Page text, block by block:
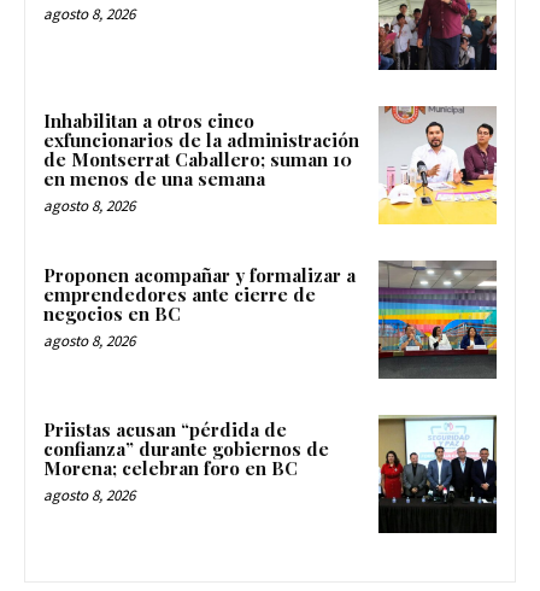
agosto 8, 2026
Inhabilitan a otros cinco
exfuncionarios de la administración
de Montserrat Caballero; suman 10
en menos de una semana
agosto 8, 2026
Proponen acompañar y formalizar a
emprendedores ante cierre de
negocios en BC
agosto 8, 2026
Priistas acusan “pérdida de
confianza” durante gobiernos de
Morena; celebran foro en BC
agosto 8, 2026